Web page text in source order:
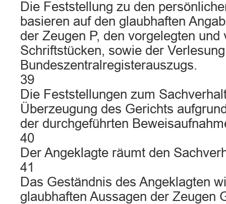
Die Feststellung zu den
basieren auf den glaubhaften
der Zeugen P, den vorgelegten und
Schriftstücken, sowie der
Bundeszentralregisterauszugs.
39
Die Feststellungen zum
Überzeugung des Gerichts
der durchgeführten
40
Der Angeklagte räumt den
41
Das Geständnis des Angeklagten
glaubhaften Aussagen der Zeugen